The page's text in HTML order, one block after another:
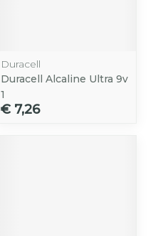
Duracell
Duracell Alcaline Ultra 9v
1
€ 7,26